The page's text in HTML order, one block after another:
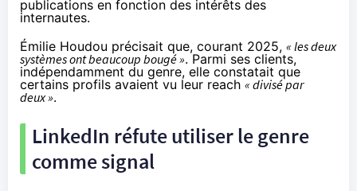
publications en fonction des intérêts des
internautes.
Émilie Houdou précisait que, courant 2025, « les deux
systèmes ont beaucoup bougé ». Parmi ses clients,
indépendamment du genre, elle constatait que
certains profils avaient vu leur reach « divisé par
deux ».
LinkedIn réfute utiliser le genre
comme signal